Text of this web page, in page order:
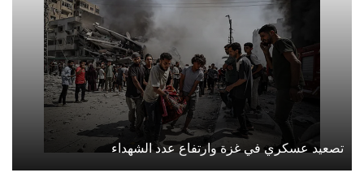
تصعيد عسكري في غزة وارتفاع عدد الشهداء